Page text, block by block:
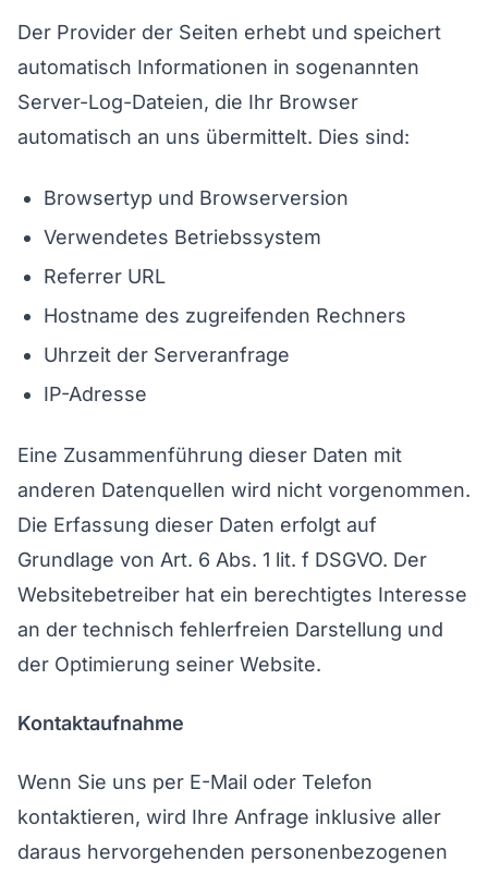
Der Provider der Seiten erhebt und speichert
automatisch Informationen in sogenannten
Server-Log-Dateien, die Ihr Browser
automatisch an uns übermittelt. Dies sind:
Browsertyp und Browserversion
Verwendetes Betriebssystem
Referrer URL
Hostname des zugreifenden Rechners
Uhrzeit der Serveranfrage
IP-Adresse
Eine Zusammenführung dieser Daten mit
anderen Datenquellen wird nicht vorgenommen.
Die Erfassung dieser Daten erfolgt auf
Grundlage von Art. 6 Abs. 1 lit. f DSGVO. Der
Websitebetreiber hat ein berechtigtes Interesse
an der technisch fehlerfreien Darstellung und
der Optimierung seiner Website.
Kontaktaufnahme
Wenn Sie uns per E-Mail oder Telefon
kontaktieren, wird Ihre Anfrage inklusive aller
daraus hervorgehenden personenbezogenen